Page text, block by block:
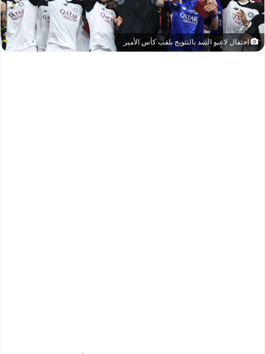
احتفال لاعبو السد بالتتويج بلقب كأس الأمير